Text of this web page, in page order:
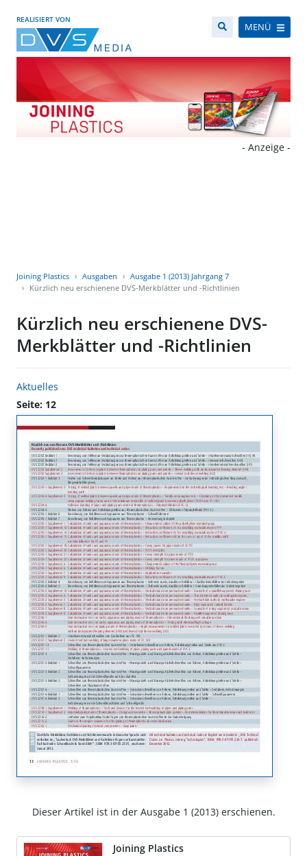
REALISIERT VON
MENÜ
- Anzeige -
Joining Plastics Ausgaben
Ausgabe 1 (2013) Jahrgang 7
Kürzlich neu erschienene DVS-Merkblätter und -Richtlinien
Kürzlich neu erschienene DVS-
Merkblätter und -Richtlinien
Aktuelles
Seite: 12
Dieser Artikel ist in der Ausgabe 1 (2013) erschienen.
Joining Plastics